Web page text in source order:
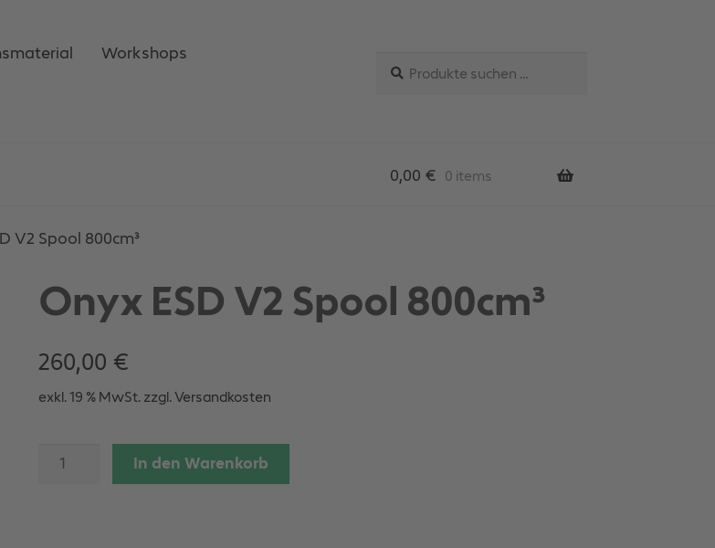
Workshops
nach:
0,00 € 0 items
V2 Spool 800cm³
Onyx ESD V2 Spool 800cm³
260,00 €
exkl. 19 % MwSt. zzgl.Versandkosten
Onyx
In den Warenkorb